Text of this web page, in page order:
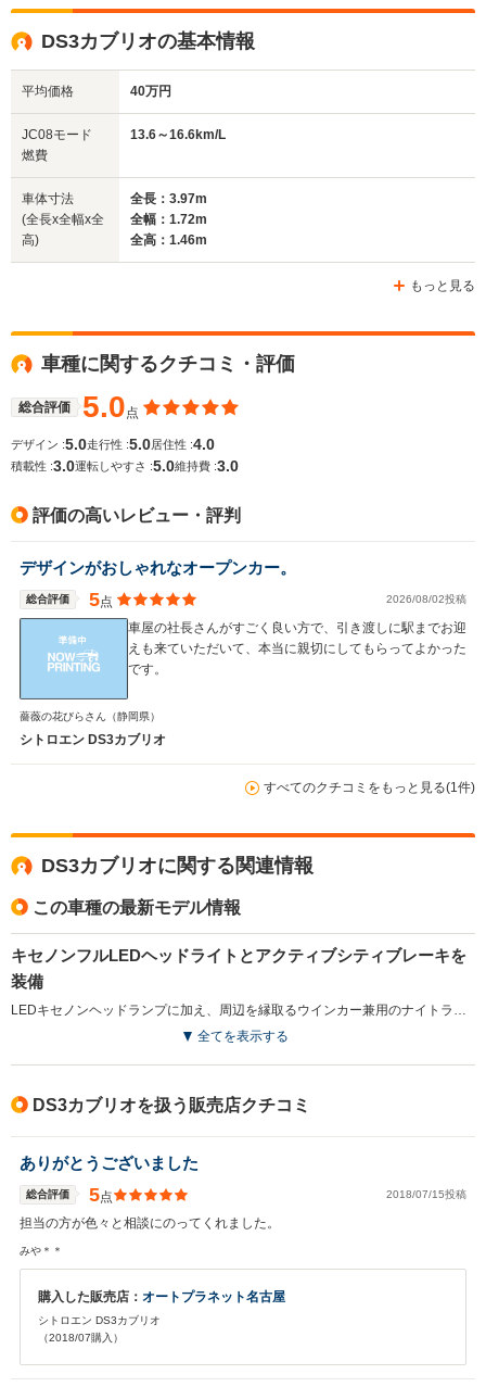
サイズ
(全長x全幅x全高)
WLTCモード
燃費
全高
1.44m
全幅
1.76m
DS3カブリオの基本情報
平均価格 40万円
JC08モード
燃費
13.6～16.6km/L
車体寸法
(全長x全幅x全
高)
全長：3.97m
全幅：1.72m
全高：1.46m
もっと見る
車種に関するクチコミ・評価
総合評価 5.0点
デザイン :5.0走行性 :5.0居住性 :4.0
積載性 :3.0運転しやすさ :5.0維持費 :3.0
評価の高いレビュー・評判
デザインがおしゃれなオープンカー。
総合評価 5点 2026/08/02投稿
車屋の社長さんがすごく良い方で、引き渡しに駅までお迎
えも来ていただいて、本当に親切にしてもらってよかった
です。
薔薇の花びらさん （静岡県）
シトロエン DS3カブリオ
すべてのクチコミをもっと見る(1件)
DS3カブリオに関する関連情報
この車種の最新モデル情報
キセノンフルLEDヘッドライトとアクティブシティブレーキを
装備
LEDキセノンヘッドランプに加え、周辺を縁取るウインカー兼用のナイトライトLEDが採用され、フロントフェイスが一新されている。また、PSAグループ初となる衝突被害軽減ブレーキシステム「アクティブシティブレーキ」を搭載している（2015.2）
全てを表示する
DS3カブリオを扱う販売店クチコミ
ありがとうございました
総合評価 5点 2018/07/15投稿
担当の方が色々と相談にのってくれました。
みや＊＊
購入した販売店： オートプラネット名古屋
シトロエン DS3カブリオ
（2018/07購入）